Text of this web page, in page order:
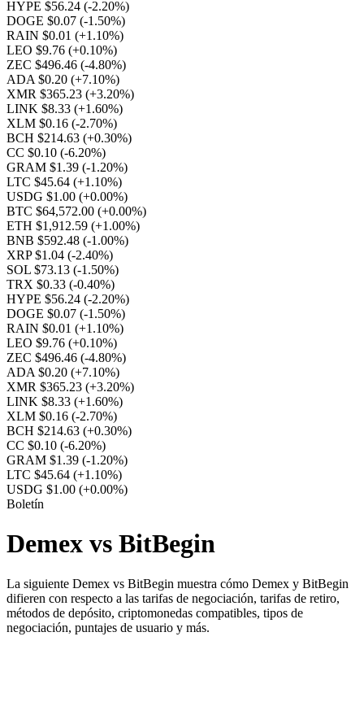
HYPE $56.24 (-2.20%)
DOGE $0.07 (-1.50%)
RAIN $0.01 (+1.10%)
LEO $9.76 (+0.10%)
ZEC $496.46 (-4.80%)
ADA $0.20 (+7.10%)
XMR $365.23 (+3.20%)
LINK $8.33 (+1.60%)
XLM $0.16 (-2.70%)
BCH $214.63 (+0.30%)
CC $0.10 (-6.20%)
GRAM $1.39 (-1.20%)
LTC $45.64 (+1.10%)
USDG $1.00 (+0.00%)
BTC $64,572.00 (+0.00%)
ETH $1,912.59 (+1.00%)
BNB $592.48 (-1.00%)
XRP $1.04 (-2.40%)
SOL $73.13 (-1.50%)
TRX $0.33 (-0.40%)
HYPE $56.24 (-2.20%)
DOGE $0.07 (-1.50%)
RAIN $0.01 (+1.10%)
LEO $9.76 (+0.10%)
ZEC $496.46 (-4.80%)
ADA $0.20 (+7.10%)
XMR $365.23 (+3.20%)
LINK $8.33 (+1.60%)
XLM $0.16 (-2.70%)
BCH $214.63 (+0.30%)
CC $0.10 (-6.20%)
GRAM $1.39 (-1.20%)
LTC $45.64 (+1.10%)
USDG $1.00 (+0.00%)
Boletín
Demex vs BitBegin
La siguiente Demex vs BitBegin muestra cómo Demex y BitBegin
difieren con respecto a las tarifas de negociación, tarifas de retiro,
métodos de depósito, criptomonedas compatibles, tipos de
negociación, puntajes de usuario y más.